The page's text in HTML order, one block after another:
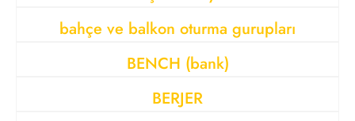
bahçe ve balkon oturma gurupları
BENCH (bank)
BERJER